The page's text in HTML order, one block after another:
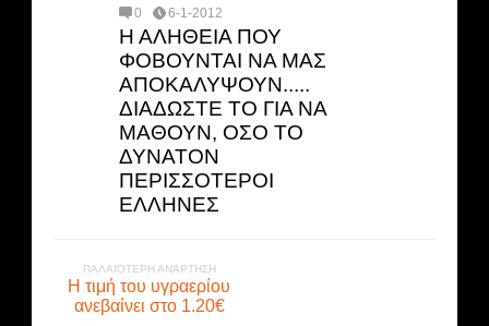
0 6-1-2012
Η ΑΛΗΘΕΙΑ ΠΟΥ
ΦΟΒΟΥΝΤΑΙ ΝΑ ΜΑΣ
ΑΠΟΚΑΛΥΨΟΥΝ.....
ΔΙΑΔΩΣΤΕ ΤΟ ΓΙΑ ΝΑ
ΜΑΘΟΥΝ, ΟΣΟ ΤΟ
ΔΥΝΑΤΟΝ
ΠΕΡΙΣΣΟΤΕΡΟΙ
ΕΛΛΗΝΕΣ
ΠΑΛΑΙΌΤΕΡΗ ΑΝΆΡΤΗΣΗ
Η τιμή του υγραερίου
ανεβαίνει στο 1.20€